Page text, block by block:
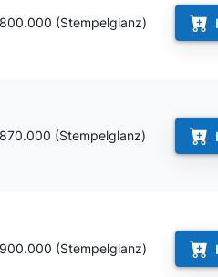
(Stempelglanz)
(Stempelglanz)
(Stempelglanz)